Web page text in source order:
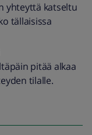
yhteyttä katseltu
tällaisissa
pitää alkaa
tilalle.